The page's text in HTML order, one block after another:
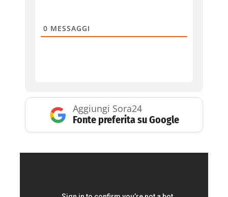
0 MESSAGGI
Aggiungi Sora24
Fonte preferita su Google